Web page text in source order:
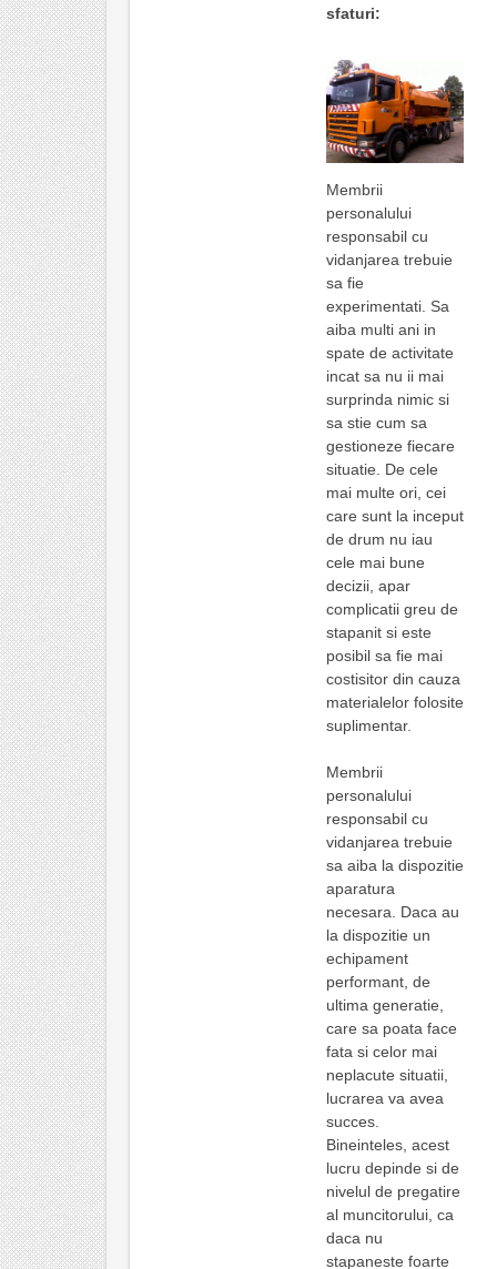
sfaturi:
Membrii
personalului
responsabil cu
vidanjarea trebuie
sa fie
experimentati. Sa
aiba multi ani in
spate de activitate
incat sa nu ii mai
surprinda nimic si
sa stie cum sa
gestioneze fiecare
situatie. De cele
mai multe ori, cei
care sunt la inceput
de drum nu iau
cele mai bune
decizii, apar
complicatii greu de
stapanit si este
posibil sa fie mai
costisitor din cauza
materialelor folosite
suplimentar.
Membrii
personalului
responsabil cu
vidanjarea trebuie
sa aiba la dispozitie
aparatura
necesara. Daca au
la dispozitie un
echipament
performant, de
ultima generatie,
care sa poata face
fata si celor mai
neplacute situatii,
lucrarea va avea
succes.
Bineinteles, acest
lucru depinde si de
nivelul de pregatire
al muncitorului, ca
daca nu
stapaneste foarte